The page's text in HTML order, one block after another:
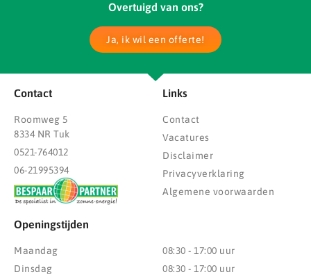
Overtuigd van ons?
Ja, ik wil een offerte!
Contact
Roomweg 5
8334 NR Tuk
0521-764012
06-21995394
Links
Contact
Vacatures
Disclaimer
Privacyverklaring
Algemene voorwaarden
Openingstijden
Maandag
Dinsdag
08:30 - 17:00 uur
08:30 - 17:00 uur